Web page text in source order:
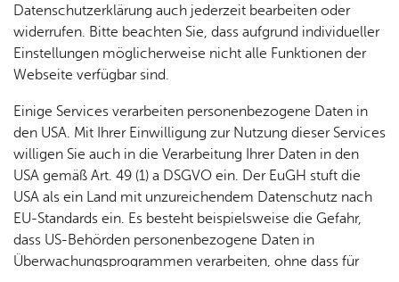
chen­
markt
Mit­tei­
lungs­
blatt
Ai­lin­
ger
Fe­ri­
en­
Ge­
schic
h­te
Ver­
eins­le­
ben
Lo­ka­le
Agen­
da
Öf­
fent­li­
Ein­
rich­
tun­
gen
Aus­bil­
dung
& of­fe­
Der Versand der Broschüren erfolgt über die Tourist-
Information Friedrichshafen. Für Wünsche und Fragen
speziell zu Ailingen wenden Sie sich gerne direkt an
Datenschutzerklärung auch jederzeit bearbeiten oder
widerrufen. Bitte beachten Sie, dass aufgrund individueller
Einstellungen möglicherweise nicht alle Funktionen der
Webseite verfügbar sind.
Einige Services verarbeiten personenbezogene Daten in
den USA. Mit Ihrer Einwilligung zur Nutzung dieser Services
willigen Sie auch in die Verarbeitung Ihrer Daten in den
USA gemäß Art. 49 (1) a DSGVO ein. Der EuGH stuft die
USA als ein Land mit unzureichendem Datenschutz nach
EU-Standards ein. Es besteht beispielsweise die Gefahr,
dass US-Behörden personenbezogene Daten in
Überwachungsprogrammen verarbeiten, ohne dass für